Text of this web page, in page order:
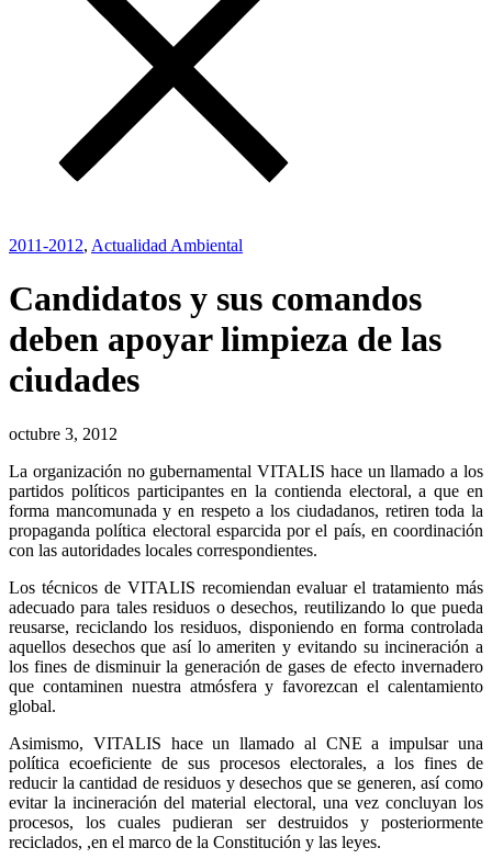
2011-2012, Actualidad Ambiental
Candidatos y sus comandos
deben apoyar limpieza de las
ciudades
octubre 3, 2012
La organización no gubernamental VITALIS hace un llamado a los
partidos políticos participantes en la contienda electoral, a que en
forma mancomunada y en respeto a los ciudadanos, retiren toda la
propaganda política electoral esparcida por el país, en coordinación
con las autoridades locales correspondientes.
Los técnicos de VITALIS recomiendan evaluar el tratamiento más
adecuado para tales residuos o desechos, reutilizando lo que pueda
reusarse, reciclando los residuos, disponiendo en forma controlada
aquellos desechos que así lo ameriten y evitando su incineración a
los fines de disminuir la generación de gases de efecto invernadero
que contaminen nuestra atmósfera y favorezcan el calentamiento
global.
Asimismo, VITALIS hace un llamado al CNE a impulsar una
política ecoeficiente de sus procesos electorales, a los fines de
reducir la cantidad de residuos y desechos que se generen, así como
evitar la incineración del material electoral, una vez concluyan los
procesos, los cuales pudieran ser destruidos y posteriormente
reciclados, ,en el marco de la Constitución y las leyes.